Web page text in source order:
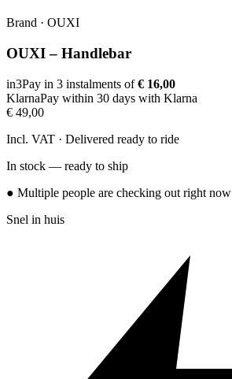
Brand · OUXI
OUXI – Handlebar
in3Pay in 3 instalments of € 16,00
KlarnaPay within 30 days with Klarna
€ 49,00
Incl. VAT · Delivered ready to ride
In stock — ready to ship
● Multiple people are checking out right now
Snel in huis